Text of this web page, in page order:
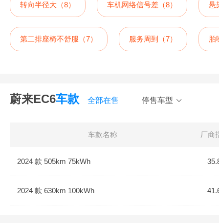
转向半径大（8） 车机网络信号差（8） 悬
第二排座椅不舒服（7） 服务周到（7） 胎
蔚来EC6车款 全部在售 停售车型
车款名称 厂商
2024 款 505km 75kWh
2024 款 630km 100kWh